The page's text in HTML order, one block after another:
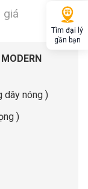
giá
dây nóng )
)
Tìm đại lý
gần bạn